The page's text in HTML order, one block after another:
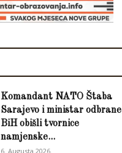
Komandant NATO Štaba
Sarajevo i ministar odbrane
BiH obišli tvornice
namjenske...
6. Augusta 2026.